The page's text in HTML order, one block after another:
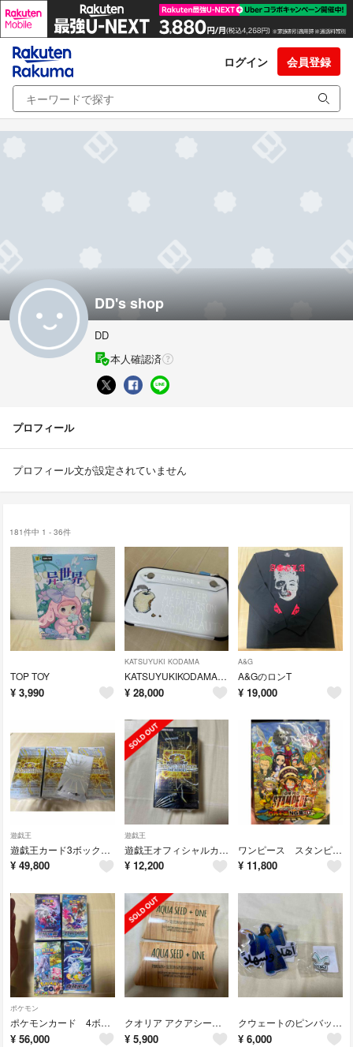
ログイン 会員登録
DD's shop
DD
本人確認済
プロフィール
プロフィール文が設定されていません
181件中 1 - 36件
TOP TOY
¥ 3,990
KATSUYUKI KODAMA
KATSUYUKIKODAMAのクラッチバッグ
¥ 28,000
A&G
A&GのロンT
¥ 19,000
遊戯王
遊戯王カード3ボックス特典付き
¥ 49,800
遊戯王
遊戯王オフィシャルカードゲーム デュエルモンスターズ ＬＩＭＩＴ ＯＶＥＲ ＣＯ
¥ 12,200
ワンピース スタンピードNG集
¥ 11,800
ポケモン
ポケモンカード 4ボックスセット【海外版】
¥ 56,000
クオリア アクアシード 未開封2セット
¥ 5,900
クウェートのピンバッジとマグネット
¥ 6,000